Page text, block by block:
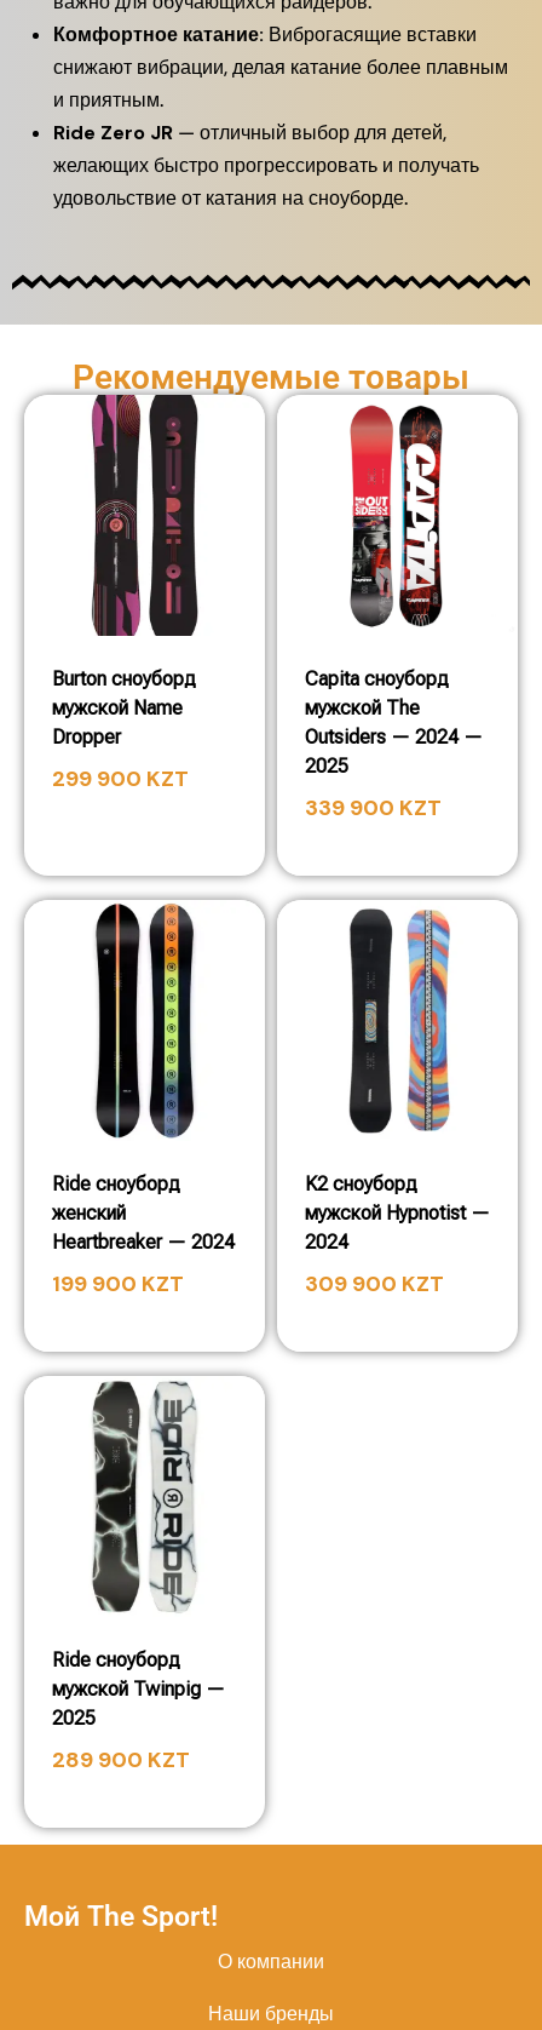
Комфортное катание: Виброгасящие вставки
снижают вибрации, делая катание более плавным
и приятным.
Ride Zero JR — отличный выбор для детей,
желающих быстро прогрессировать и получать
удовольствие от катания на сноуборде.
Рекомендуемые товары
Burton сноуборд
мужской Name
Dropper
299 900 KZT
Capita сноуборд
мужской The
Outsiders — 2024 —
2025
339 900 KZT
Ride сноуборд
женский
Heartbreaker — 2024
199 900 KZT
K2 сноуборд
мужской Hypnotist —
2024
309 900 KZT
Ride сноуборд
мужской Twinpig —
2025
289 900 KZT
Мой The Sport!
О компании
Наши бренды